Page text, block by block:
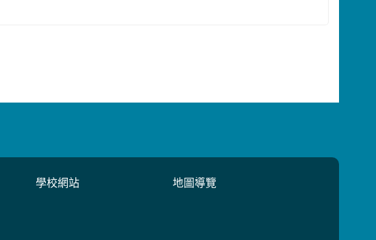
學校網站 地圖導覽